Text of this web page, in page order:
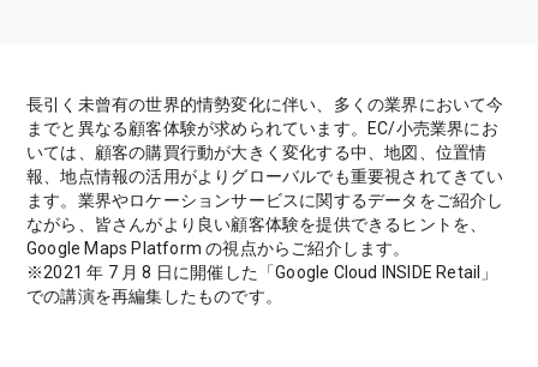
長引く未曾有の世界的情勢変化に伴い、多くの業界において今
までと異なる顧客体験が求められています。EC/小売業界にお
いては、顧客の購買行動が大きく変化する中、地図、位置情
報、地点情報の活用がよりグローバルでも重要視されてきてい
ます。業界やロケーションサービスに関するデータをご紹介し
ながら、皆さんがより良い顧客体験を提供できるヒントを、
Google Maps Platform の視点からご紹介します。
※2021 年 7 月 8 日に開催した「Google Cloud INSIDE Retail」
での講演を再編集したものです。